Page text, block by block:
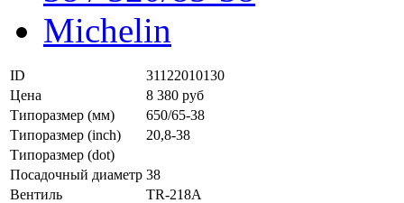
ID
31122010130
Цена
8 380 руб
Типоразмер (мм)
650/65-38
Типоразмер (inch)
20,8-38
Типоразмер (dot)
Посадочный диаметр 38
Вентиль
TR-218A